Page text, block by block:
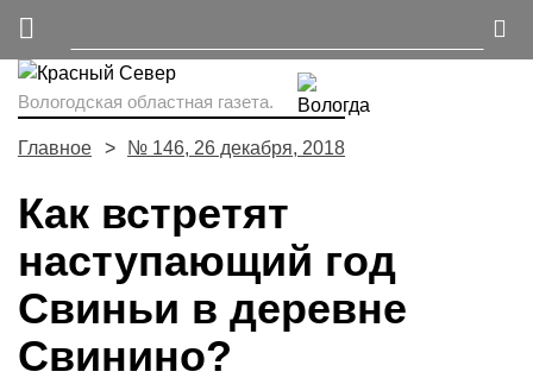
Вологодская областная газета.
Главное № 146, 26 декабря, 2018
Как встретят
наступающий год
Свиньи в деревне
Свинино?